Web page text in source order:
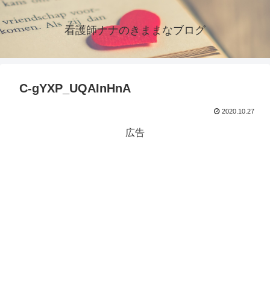
看護師ナナのきままなブログ
C-gYXP_UQAInHnA
2020.10.27
広告